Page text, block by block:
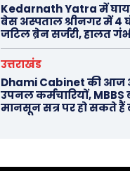
Kedarnath Yatra में
बेस अस्पताल श्रीनगर में 4
जटिल ब्रेन सर्जरी, हालत
उत्तराखंड
Dhami Cabinet की
उपनल कर्मचारियों, MBBS
मानसून सत्र पर हो सकते